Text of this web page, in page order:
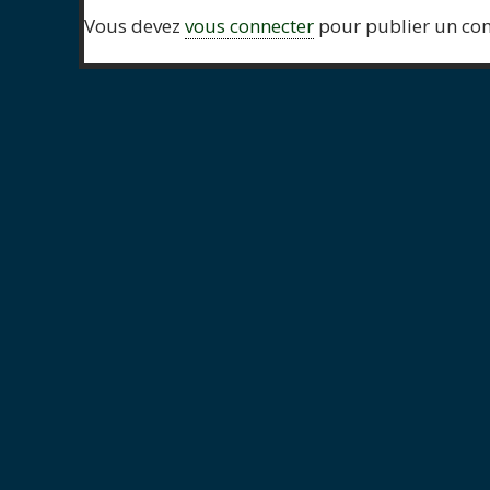
Vous devez vous connecter pour publier un